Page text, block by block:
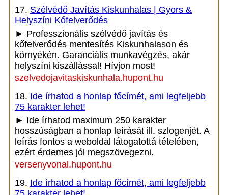
17. Szélvédő Javítás Kiskunhalas | Gyors &
Helyszíni Kőfelverődés
► Professzionális szélvédő javítás és
kőfelverődés mentesítés Kiskunhalason és
környékén. Garanciális munkavégzés, akár
helyszíni kiszállással! Hívjon most!
szelvedojavitaskiskunhala.hupont.hu
18. Ide írhatod a honlap főcímét, ami legfeljebb
75 karakter lehet!
► Ide írhatod maximum 250 karakter
hosszúságban a honlap leírását ill. szlogenjét. A
leírás fontos a weboldal látogatottá tételében,
ezért érdemes jól megszövegezni.
versenyvonal.hupont.hu
19. Ide írhatod a honlap főcímét, ami legfeljebb